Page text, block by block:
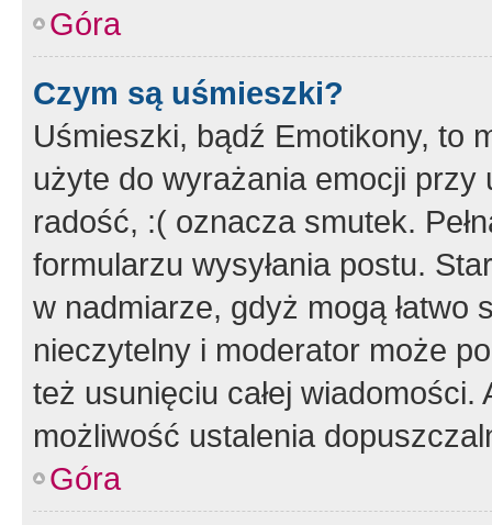
Góra
Czym są uśmieszki?
Uśmieszki, bądź Emotikony, to
użyte do wyrażania emocji
radość, :( oznacza smutek.
formularzu wysyłania postu.
w nadmiarze, gdyż mogą
nieczytelny i moderator może
też usunięciu całej
możliwość ustalenia
Góra